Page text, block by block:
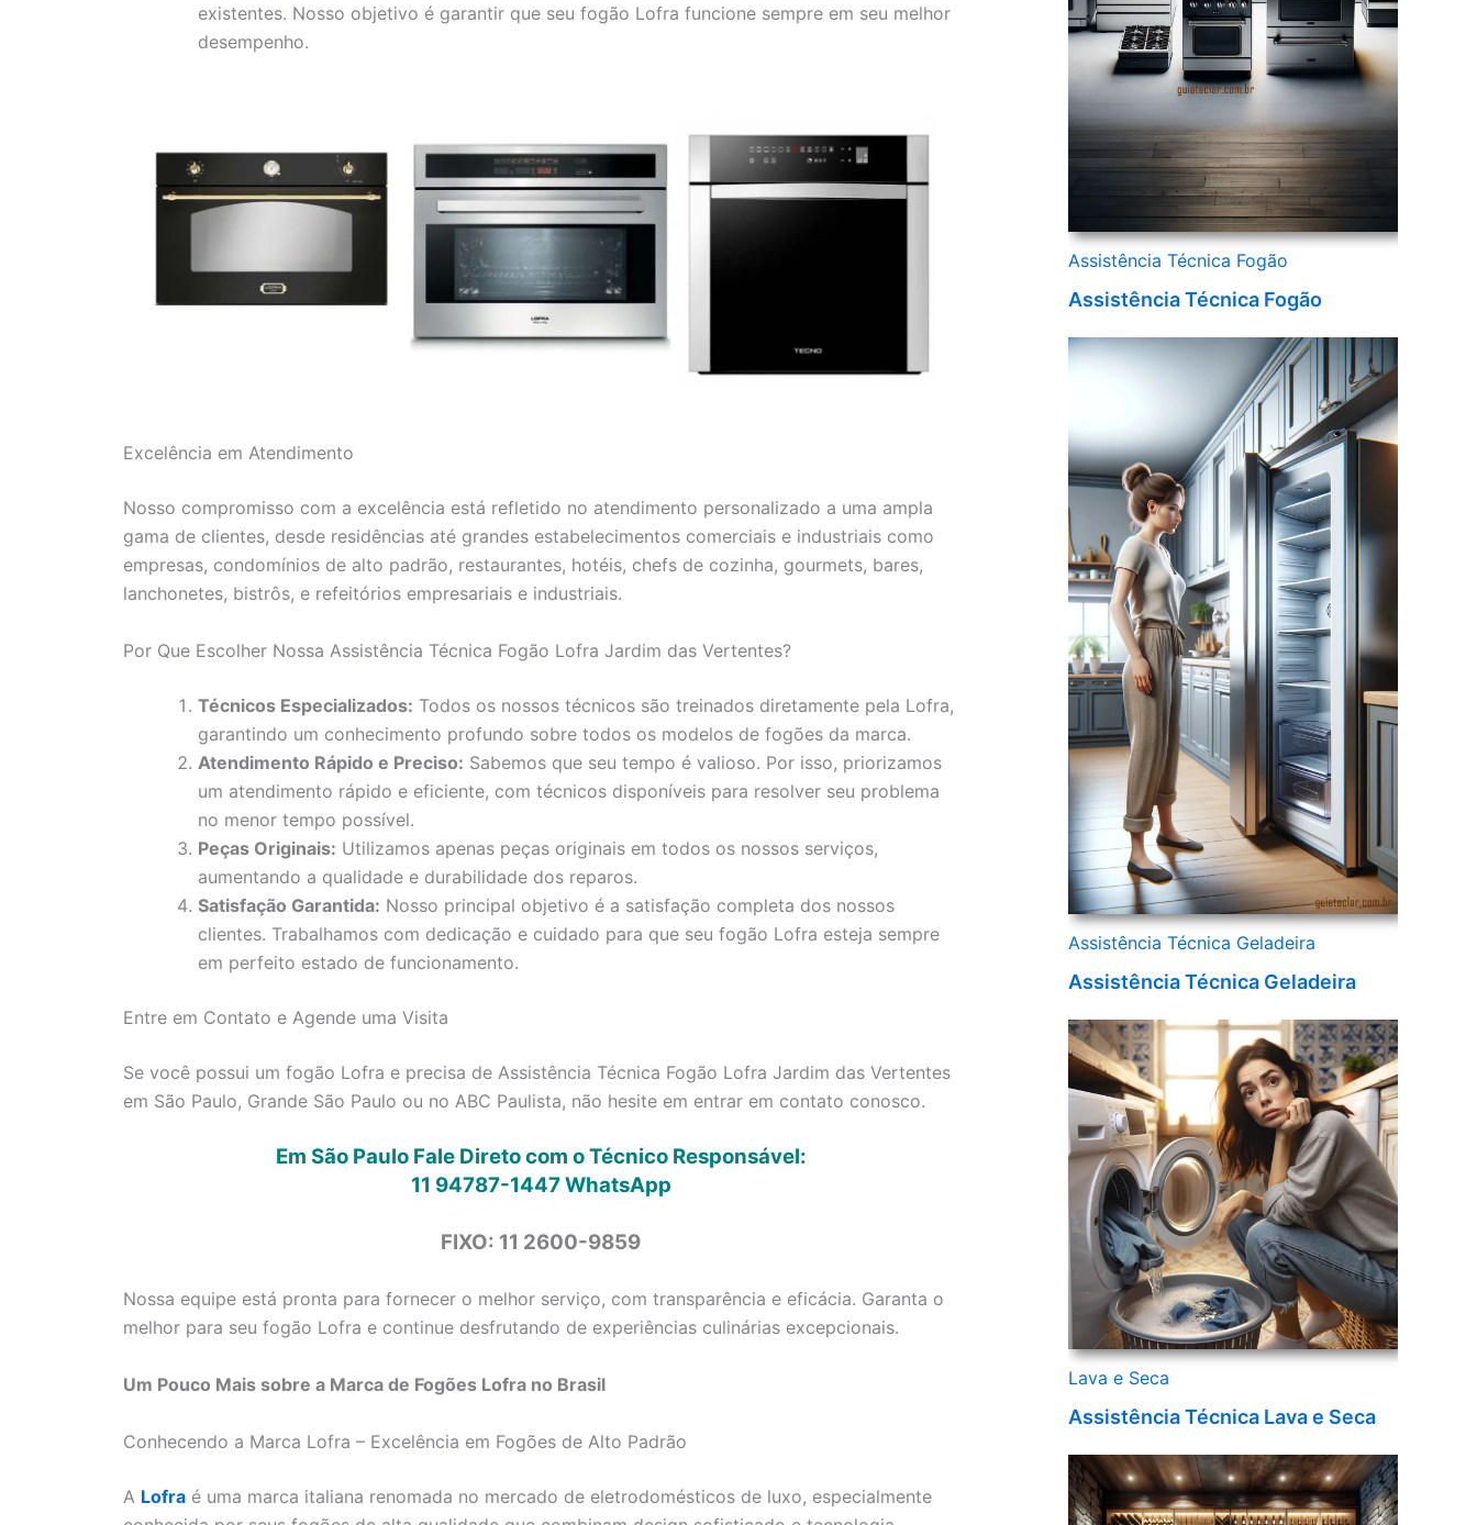
existentes. Nosso objetivo é garantir que seu fogão Lofra funcione sempre em seu melhor
desempenho.
Excelência em Atendimento
Nosso compromisso com a excelência está refletido no atendimento personalizado a uma ampla
gama de clientes, desde residências até grandes estabelecimentos comerciais e industriais como
empresas, condomínios de alto padrão, restaurantes, hotéis, chefs de cozinha, gourmets, bares,
lanchonetes, bistrôs, e refeitórios empresariais e industriais.
Por Que Escolher Nossa Assistência Técnica Fogão Lofra Jardim das Vertentes?
Técnicos Especializados: Todos os nossos técnicos são treinados diretamente pela Lofra,
garantindo um conhecimento profundo sobre todos os modelos de fogões da marca.
Atendimento Rápido e Preciso: Sabemos que seu tempo é valioso. Por isso, priorizamos
um atendimento rápido e eficiente, com técnicos disponíveis para resolver seu problema
no menor tempo possível.
Peças Originais: Utilizamos apenas peças originais em todos os nossos serviços,
aumentando a qualidade e durabilidade dos reparos.
Satisfação Garantida: Nosso principal objetivo é a satisfação completa dos nossos
clientes. Trabalhamos com dedicação e cuidado para que seu fogão Lofra esteja sempre
em perfeito estado de funcionamento.
Entre em Contato e Agende uma Visita
Se você possui um fogão Lofra e precisa de Assistência Técnica Fogão Lofra Jardim das Vertentes
em São Paulo, Grande São Paulo ou no ABC Paulista, não hesite em entrar em contato conosco.
Em São Paulo Fale Direto com o Técnico Responsável:
11 94787-1447WhatsApp
FIXO: 11 2600-9859
Nossa equipe está pronta para fornecer o melhor serviço, com transparência e eficácia. Garanta o
melhor para seu fogão Lofra e continue desfrutando de experiências culinárias excepcionais.
Um Pouco Mais sobre a Marca de Fogões Lofra no Brasil
Conhecendo a Marca Lofra – Excelência em Fogões de Alto Padrão
A Lofra é uma marca italiana renomada no mercado de eletrodomésticos de luxo, especialmente
Assistência Técnica Fogão
Assistência Técnica Fogão
Assistência Técnica Geladeira
Assistência Técnica Geladeira
Lava e Seca
Assistência Técnica Lava e Seca